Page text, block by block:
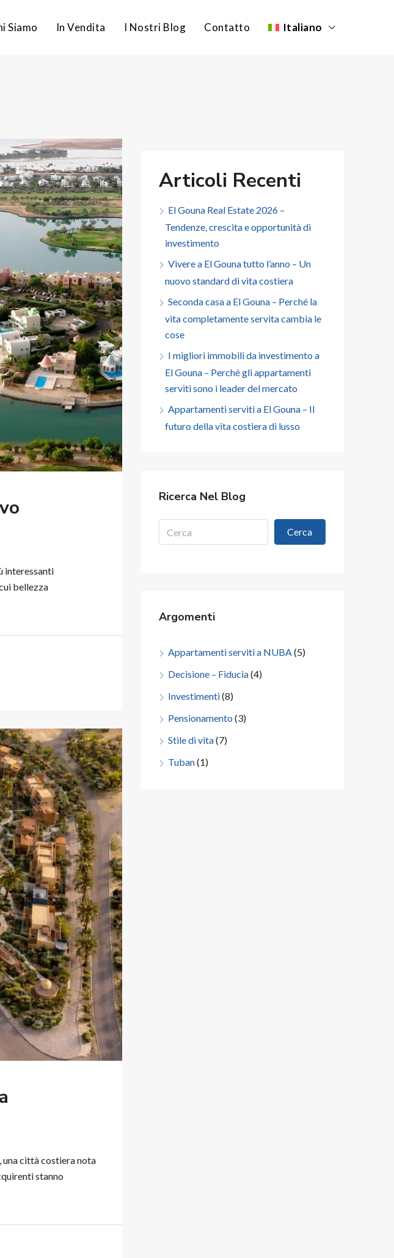
Siamo In Vendita I Nostri Blog Contatto Italiano
interessanti
bellezza
una città costiera nota
stanno
Articoli Recenti
El Gouna Real Estate 2026 –
Tendenze, crescita e opportunità di
investimento
Vivere a El Gouna tutto l’anno – Un
nuovo standard di vita costiera
Seconda casa a El Gouna – Perché la
vita completamente servita cambia le
cose
I migliori immobili da investimento a
El Gouna – Perché gli appartamenti
serviti sono i leader del mercato
Appartamenti serviti a El Gouna – Il
futuro della vita costiera di lusso
Ricerca Nel Blog
Cerca
Argomenti
Appartamenti serviti a NUBA(5)
Decisione – Fiducia(4)
Investimenti(8)
Pensionamento (3)
Stile di vita(7)
Tuban(1)